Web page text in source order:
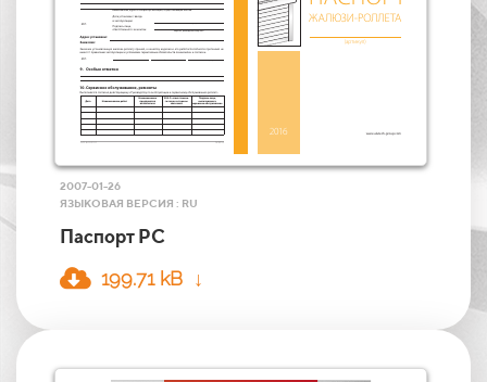
2007-01-26
ЯЗЫКОВАЯ ВЕРСИЯ : RU
Паспорт РС
199.71 kB ↓